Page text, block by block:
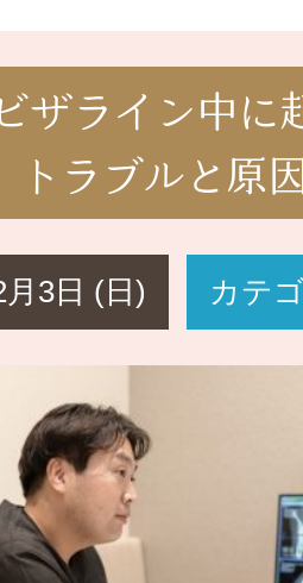
ザライン中に
トラブルと原
3日 (日) カテ